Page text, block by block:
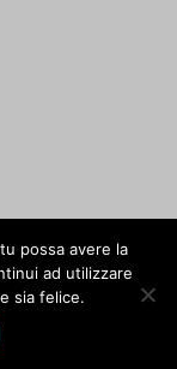
possa avere la
ad utilizzare
sia felice.